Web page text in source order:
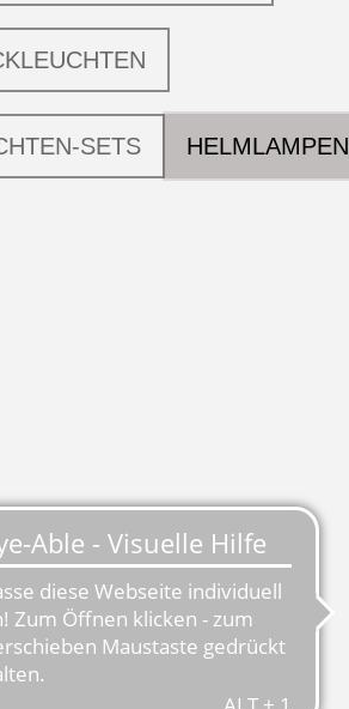
SETS HELMLAMPEN